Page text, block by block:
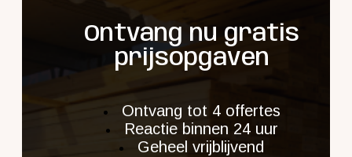
Ontvang nu gratis
prijsopgaven
Ontvang tot 4 offertes
Reactie binnen 24 uur
Geheel vrijblijvend